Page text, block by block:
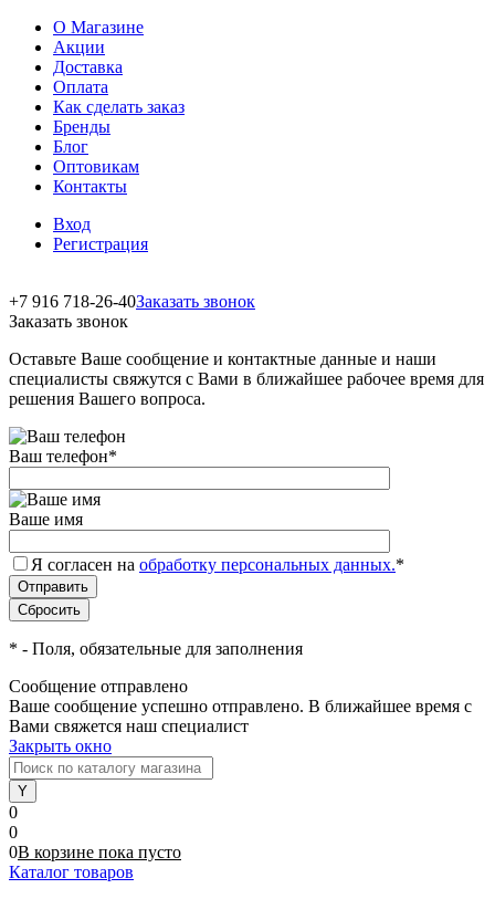
О Магазине
Акции
Доставка
Оплата
Как сделать заказ
Бренды
Блог
Оптовикам
Контакты
Вход
Регистрация
+7 916 718-26-40Заказать звонок
Заказать звонок
Оставьте Ваше сообщение и контактные данные и наши
специалисты свяжутся с Вами в ближайшее рабочее время для
решения Вашего вопроса.
Ваш телефон*
Ваше имя
Я согласен на обработку персональных данных.*
* - Поля, обязательные для заполнения
Сообщение отправлено
Ваше сообщение успешно отправлено. В ближайшее время с
Вами свяжется наш специалист
Закрыть окно
0
0
0В корзине пока пусто
Каталог товаров